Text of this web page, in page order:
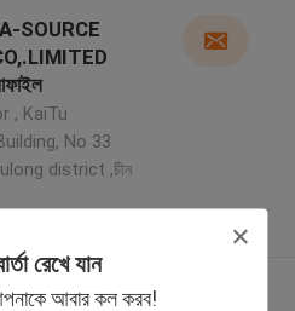
রেখে যান
আবার কল করব!
SOURCE
, KaiTu
No 33
district ,চীন
দেখুন